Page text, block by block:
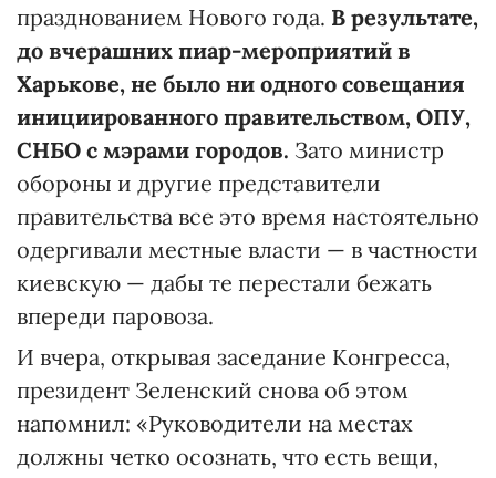
празднованием Нового года. В результате,
до вчерашних пиар-мероприятий в
Харькове, не было ни одного совещания
инициированного правительством, ОПУ,
СНБО с мэрами городов. Зато министр
обороны и другие представители
правительства все это время настоятельно
одергивали местные власти — в частности
киевскую — дабы те перестали бежать
впереди паровоза.
И вчера, открывая заседание Конгресса,
президент Зеленский снова об этом
напомнил: «Руководители на местах
должны четко осознать, что есть вещи,